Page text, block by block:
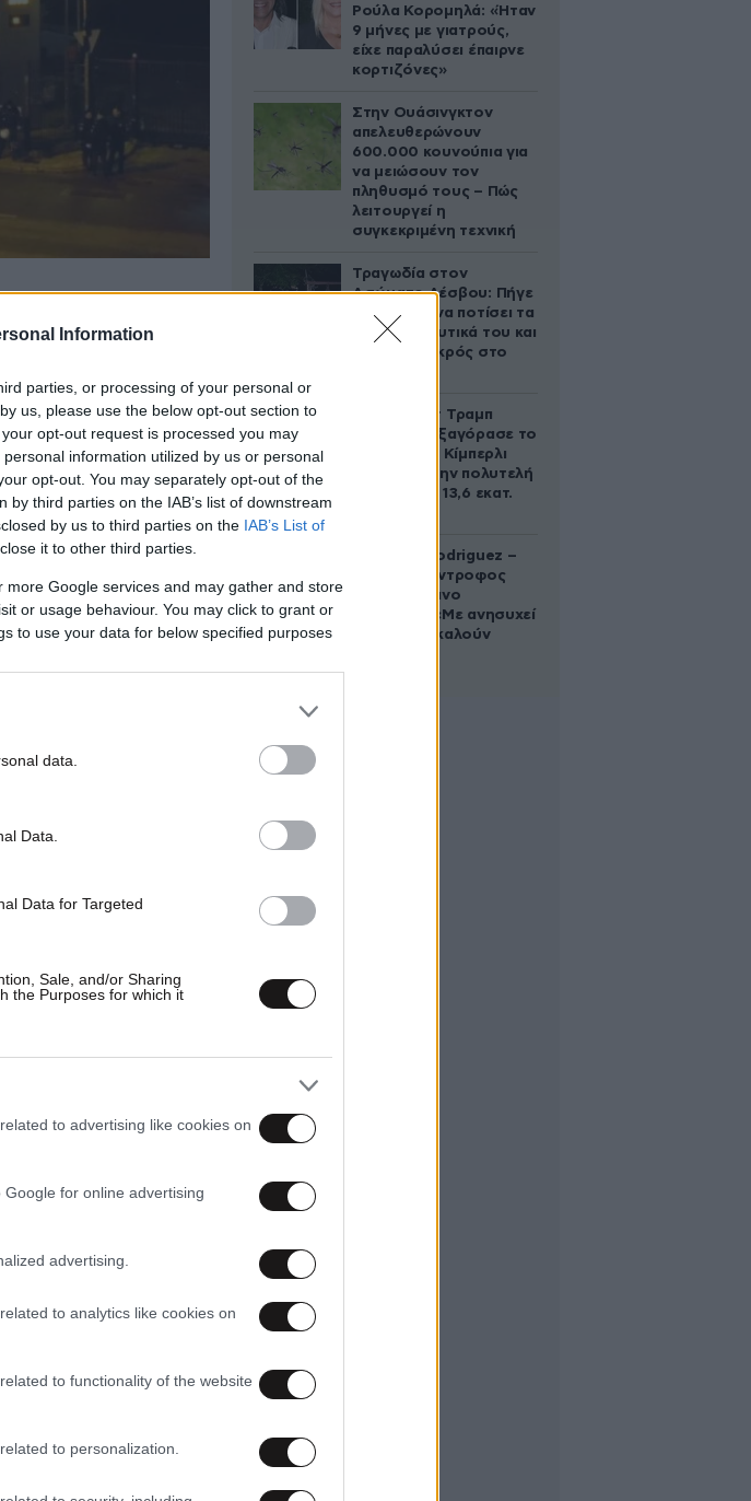
Information
parties, or processing of your personal or
us, please use the below opt-out section to
opt-out request is processed you may
information utilized by us or personal
opt-out. You may separately opt-out of the
third parties on the IAB’s list of downstream
by us to third parties on the IAB’s List of
it to other third parties.
Google services and may gather and store
or usage behaviour. You may click to grant or
to use your data for below specified purposes
data.
Data.
Data for Targeted
Sale, and/or Sharing
the Purposes for which it
to advertising like cookies on
for online advertising
advertising.
to analytics like cookies on
to functionality of the website
to personalization.
Ρούλα Κορομηλά: «Ήταν
9 μήνες με γιατρούς,
είχε παραλύσει έπαιρνε
κορτιζόνες»
Στην Ουάσινγκτον
απελευθερώνουν
600.000 κουνούπια για
να μειώσουν τον
πληθυσμό τους – Πώς
λειτουργεί η
συγκεκριμένη τεχνική
Τραγωδία στον
Ασώματο Λέσβου: Πήγε
στο κτήμα να ποτίσει τα
οπωροκηπευτικά του και
βρέθηκε νεκρός στο
Ο Ντόναλντ Τραμπ
Τζούνιορ εξαγόρασε το
μερίδιο της Κίμπερλι
Γκίλφοϊλ στην πολυτελή
έπαυλη των 13,6 εκατ.
Georgina Rodriguez –
Ξεσπά η σύντροφος
του Κριστιάνο
Ρονάλντο: «Με ανησυχεί
που με αποκαλούν